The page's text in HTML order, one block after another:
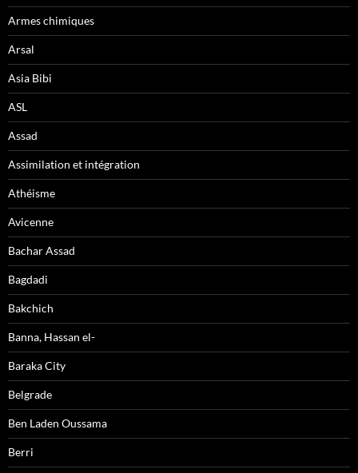
Armes chimiques
Arsal
Asia Bibi
ASL
Assad
Assimilation et intégration
Athéisme
Avicenne
Bachar Assad
Bagdadi
Bakchich
Banna, Hassan el-
Baraka City
Belgrade
Ben Laden Oussama
Berri